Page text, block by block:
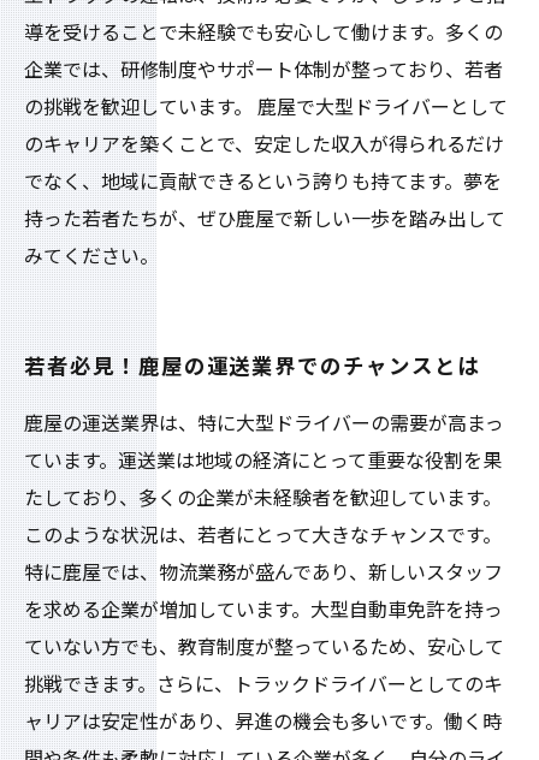
導を受けることで未経験でも安心して働けます。多くの
企業では、研修制度やサポート体制が整っており、若者
の挑戦を歓迎しています。 鹿屋で大型ドライバーとして
のキャリアを築くことで、安定した収入が得られるだけ
でなく、地域に貢献できるという誇りも持てます。夢を
持った若者たちが、ぜひ鹿屋で新しい一歩を踏み出して
みてください。
若者必見！鹿屋の運送業界でのチャンスとは
鹿屋の運送業界は、特に大型ドライバーの需要が高まっ
ています。運送業は地域の経済にとって重要な役割を果
たしており、多くの企業が未経験者を歓迎しています。
このような状況は、若者にとって大きなチャンスです。
特に鹿屋では、物流業務が盛んであり、新しいスタッフ
を求める企業が増加しています。大型自動車免許を持っ
ていない方でも、教育制度が整っているため、安心して
挑戦できます。さらに、トラックドライバーとしてのキ
ャリアは安定性があり、昇進の機会も多いです。働く時